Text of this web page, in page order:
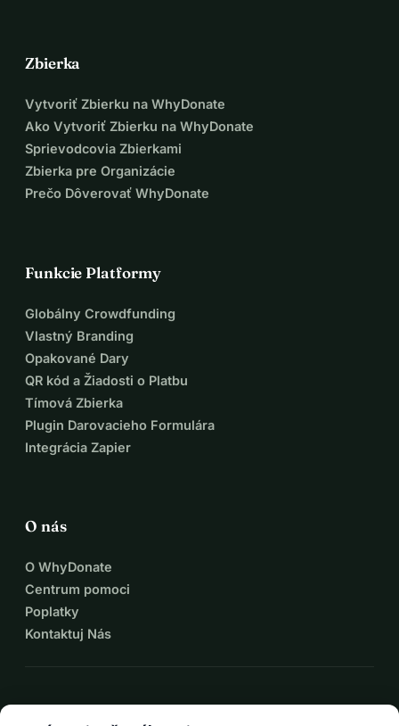
Zbierka
Vytvoriť Zbierku na WhyDonate
Ako Vytvoriť Zbierku na WhyDonate
Sprievodcovia Zbierkami
Zbierka pre Organizácie
Prečo Dôverovať WhyDonate
Funkcie Platformy
Globálny Crowdfunding
Vlastný Branding
Opakované Dary
QR kód a Žiadosti o Platbu
Tímová Zbierka
Plugin Darovacieho Formulára
Integrácia Zapier
O nás
O WhyDonate
Centrum pomoci
Poplatky
Kontaktuj Nás